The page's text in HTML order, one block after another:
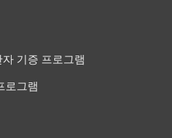
자 기증 프로그램
로그램